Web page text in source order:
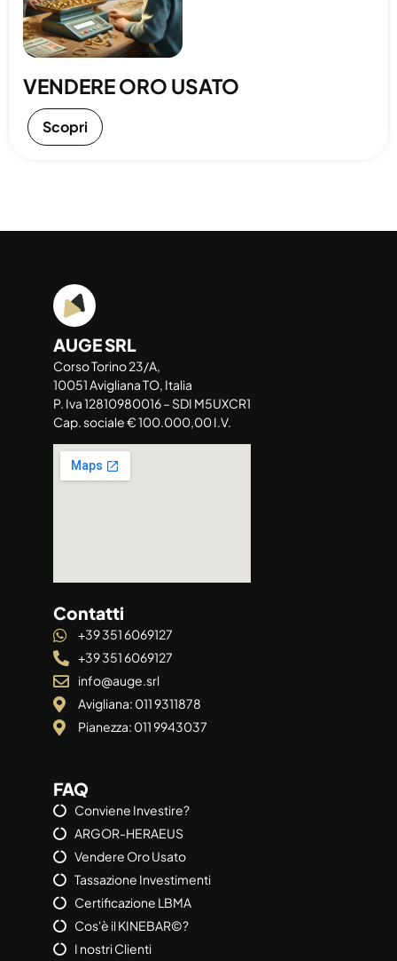
VENDERE ORO USATO
Scopri
AUGE SRL
Corso Torino 23/A,
10051 Avigliana TO, Italia
P. Iva 12810980016 – SDI M5UXCR1
Cap. sociale € 100.000,00 I.V.
Contatti
+39 351 6069127
+39 351 6069127
info@auge.srl
Avigliana: 011 9311878
Pianezza: 011 9943037
FAQ
Conviene Investire?
ARGOR-HERAEUS
Vendere Oro Usato
Tassazione Investimenti
Certificazione LBMA
Cos'è il KINEBAR©?
I nostri Clienti